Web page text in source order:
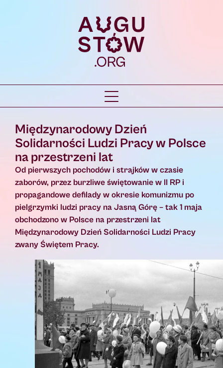
Międzynarodowy Dzień
Solidarności Ludzi Pracy w Polsce
na przestrzeni lat
Od pierwszych pochodów i strajków w czasie
zaborów, przez burzliwe świętowanie w II RP i
propagandowe defilady w okresie komunizmu po
pielgrzymki ludzi pracy na Jasną Górę – tak 1 maja
obchodzono w Polsce na przestrzeni lat
Międzynarodowy Dzień Solidarności Ludzi Pracy
zwany Świętem Pracy.